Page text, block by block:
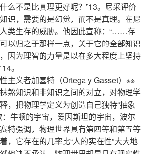
么不是比真理更好呢？”13。尼采评价
识，需要的是幻觉，而不是真理。在尼
类生存的威胁。他因此宣称：“……存
以归之于那样一点，关于它的全部知识
因为理智的力量是以在多大程度上坚持
。
主义者加塞特（Ortega y Gasset）※※
煞知识和非知识之间的对立，对物理学
，把物理学定义为创造自己独特“抽象
：牛顿的宇宙，爱因斯坦的宇宙，波尔
特强调，物理世界具有第四等和第五等
，它存在的几率比“人的实在性”大大地